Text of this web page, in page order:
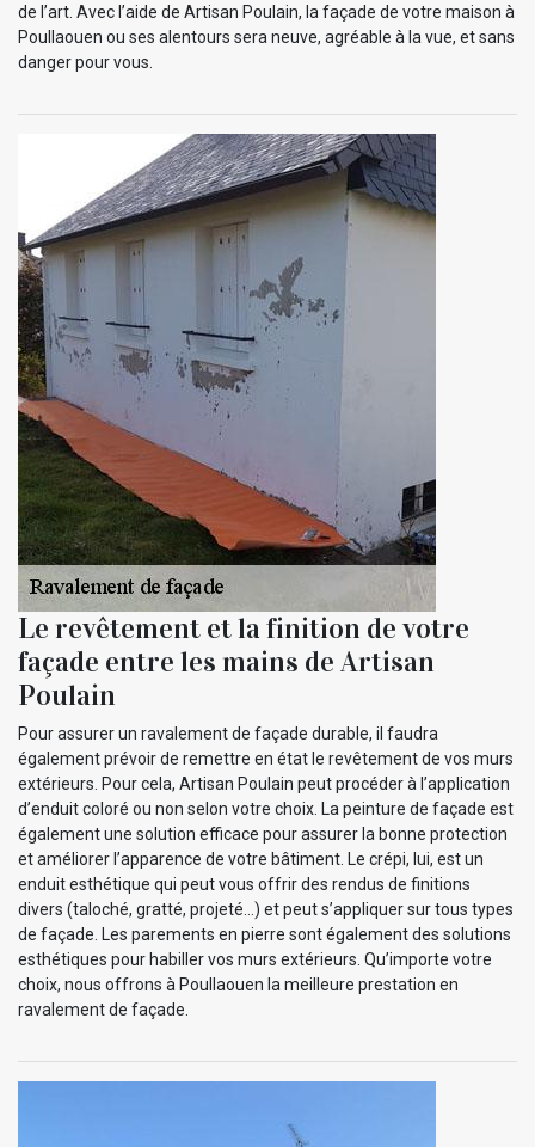
de l’art. Avec l’aide de Artisan Poulain, la façade de votre maison à
Poullaouen ou ses alentours sera neuve, agréable à la vue, et sans
danger pour vous.
Le revêtement et la finition de votre
façade entre les mains de Artisan
Poulain
Pour assurer un ravalement de façade durable, il faudra
également prévoir de remettre en état le revêtement de vos murs
extérieurs. Pour cela, Artisan Poulain peut procéder à l’application
d’enduit coloré ou non selon votre choix. La peinture de façade est
également une solution efficace pour assurer la bonne protection
et améliorer l’apparence de votre bâtiment. Le crépi, lui, est un
enduit esthétique qui peut vous offrir des rendus de finitions
divers (taloché, gratté, projeté…) et peut s’appliquer sur tous types
de façade. Les parements en pierre sont également des solutions
esthétiques pour habiller vos murs extérieurs. Qu’importe votre
choix, nous offrons à Poullaouen la meilleure prestation en
ravalement de façade.